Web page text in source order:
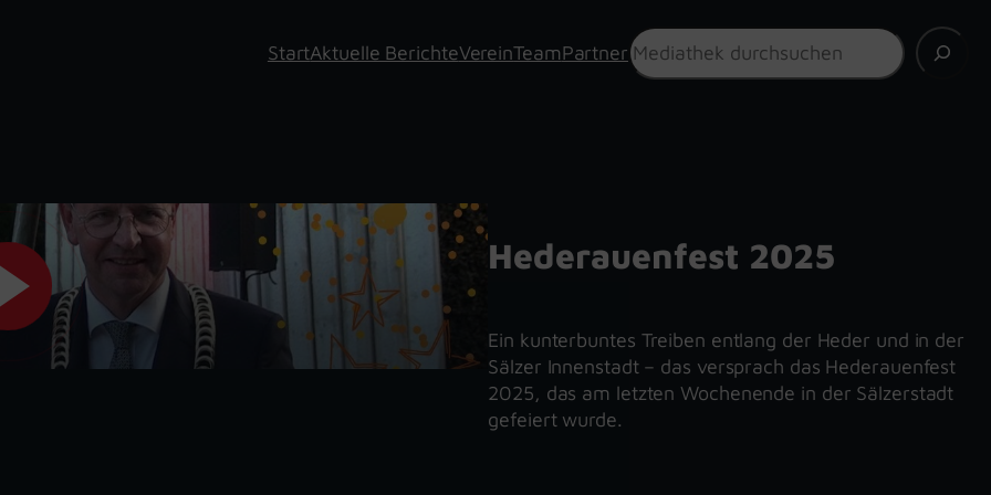
StartAktuelle BerichteVereinTeamPartner
Suchen
Hederauenfest 2025
Ein kunterbuntes Treiben entlang der Heder und in der
Sälzer Innenstadt – das versprach das Hederauenfest
2025, das am letzten Wochenende in der Sälzerstadt
gefeiert wurde.